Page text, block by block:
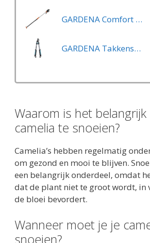
GARDENA Comfort Takkenschaar StarCut 160 - Snoeischaar - Reikwijdte ca. 3.5 m - Max Knipdiameter 32 mm
GARDENA Takkenschaar EasyCut 500 B EasyCut
Waarom is het
camelia te snoeien?
Camelia’s hebben regelmatig
om gezond en mooi te blijven.
een belangrijk onderdeel, omdat
dat de plant niet te groot wordt, in
de bloei bevordert.
Wanneer moet je je
snoeien?